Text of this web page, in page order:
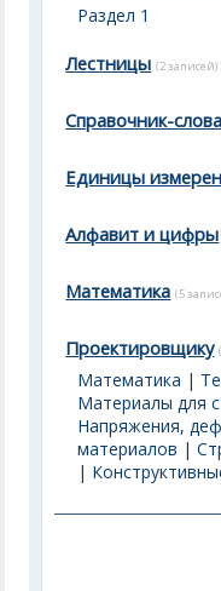
Раздел 1
Лестницы (2 записей)
Справочник-
Единицы
Алфавит и цифры
Математика (5
Проектировщику
Математика |
Материалы для
Напряжения,
материалов |
|